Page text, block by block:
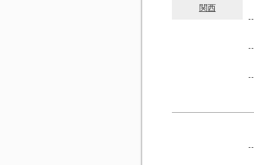
関西